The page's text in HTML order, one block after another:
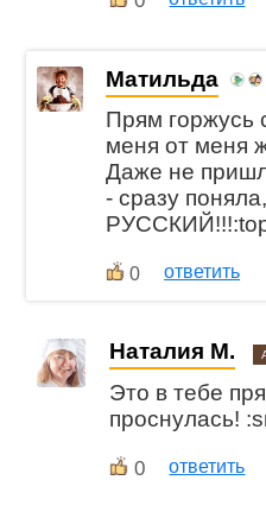
Матильда
Прям горжусь
меня от меня
Даже не
- сразу
0 ответить
Наталия М.
Это в тебе
проснулась!
0 ответить